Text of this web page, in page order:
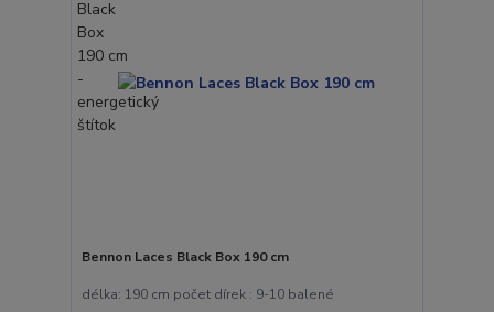
Bennon Laces Black Box 190 cm
délka: 190 cm počet dírek : 9-10 balené